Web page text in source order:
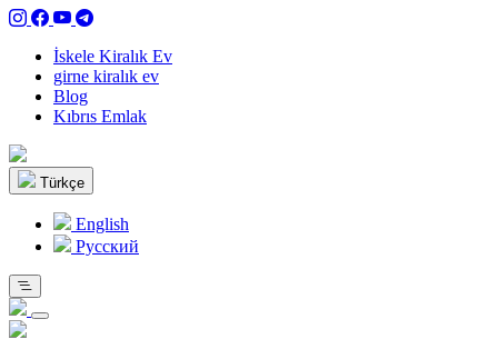
İskele Kiralık Ev
girne kiralık ev
Blog
Kıbrıs Emlak
Türkçe
English
Pусский